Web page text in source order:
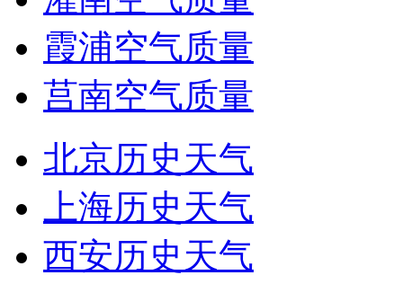
霞浦空气质量
莒南空气质量
北京历史天气
上海历史天气
西安历史天气